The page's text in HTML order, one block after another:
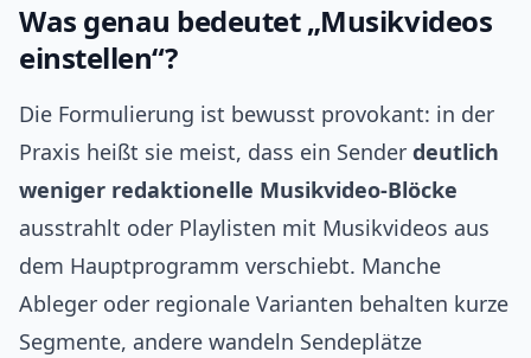
Was genau bedeutet „Musikvideos
einstellen“?
Die Formulierung ist bewusst provokant: in der
Praxis heißt sie meist, dass ein Sender deutlich
weniger redaktionelle Musikvideo‑Blöcke
ausstrahlt oder Playlisten mit Musikvideos aus
dem Hauptprogramm verschiebt. Manche
Ableger oder regionale Varianten behalten kurze
Segmente, andere wandeln Sendeplätze